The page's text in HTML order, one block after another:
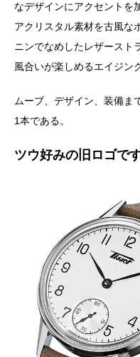
なデザインにアクセントを
アクリスタル素材を古風な
ニンでなめしたレザースト
風合いが楽しめるエイジン
ムーブ、デザイン、装備ま
1本である。
ツウ好みの旧ロゴで